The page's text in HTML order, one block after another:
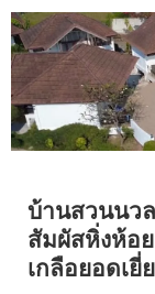
บ้านสวนนว
สัมผัสหิ่งห้อ
เกลือยอดเยี่